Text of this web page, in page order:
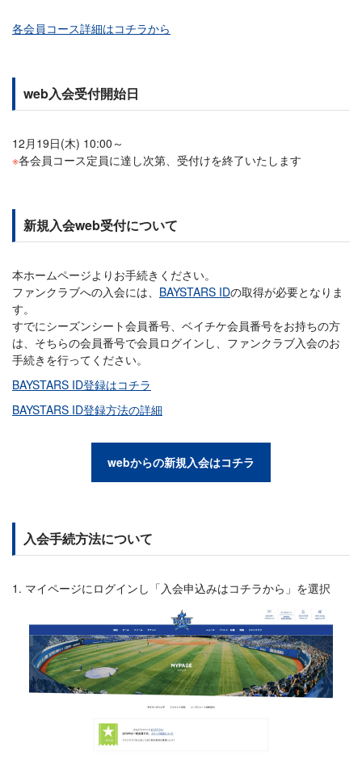
各会員コース詳細はコチラから
web入会受付開始日
12月19日(木) 10:00～
※各会員コース定員に達し次第、受付けを終了いたします
新規入会web受付について
本ホームページよりお手続きください。
ファンクラブへの入会には、 BAYSTARS IDの取得が必要となりま
す。
すでにシーズンシート会員番号、ベイチケ会員番号をお持ちの方
は、そちらの会員番号で会員ログインし、ファンクラブ入会のお
手続きを行ってください。
BAYSTARS ID登録はコチラ
BAYSTARS ID登録方法の詳細
webからの新規入会はコチラ
入会手続方法について
1. マイページにログインし「入会申込みはコチラから」を選択